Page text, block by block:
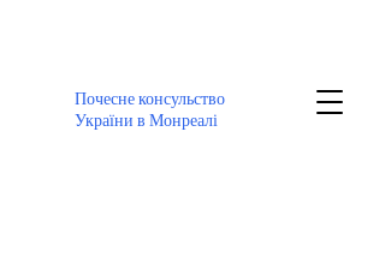
Почесне консульство
України в Монреалі